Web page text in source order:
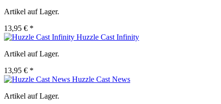
Artikel auf Lager.
13,95 € *
Huzzle Cast Infinity
Artikel auf Lager.
13,95 € *
Huzzle Cast News
Artikel auf Lager.